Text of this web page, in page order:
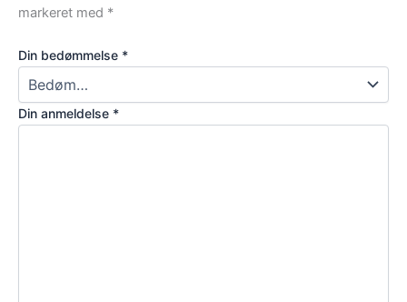
markeret med *
Din bedømmelse *
Din anmeldelse *